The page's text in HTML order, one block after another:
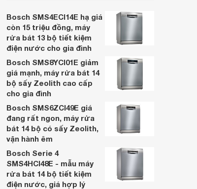
Đèn âm trần Euroto LA-516
gì? Loại nào tốt nhất và cách sạc bóng
đèn tích điện qua bài viết sau.
Bosch SMS4ECI14E hạ giá
còn 15 triệu đồng, máy
rửa bát 13 bộ tiết kiệm
điện nước cho gia đình
Bosch SMS8YCI01E giảm
giá mạnh, máy rửa bát 14
bộ sấy Zeolith cao cấp
cho gia đình
Bosch SMS6ZCI49E giá
đang rất ngon, máy rửa
bát 14 bộ có sấy Zeolith,
vận hành êm
Bosch Serie 4
SMS4HCI48E - mẫu máy
rửa bát 14 bộ tiết kiệm
điện nước, giá hợp lý